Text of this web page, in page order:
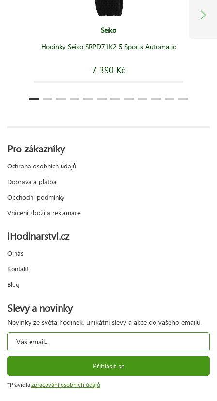
Seiko
Hodinky Seiko SRPD71K2 5 Sports Automatic
7 390 Kč
Pro zákazníky
Ochrana osobních údajů
Doprava a platba
Obchodní podmínky
Vrácení zboží a reklamace
iHodinarstvi.cz
O nás
Kontakt
Blog
Slevy a novinky
Novinky ze světa hodinek, unikátní slevy a akce do vašeho emailu.
Přihlásit se
*Pravidla zpracování osobních údajů